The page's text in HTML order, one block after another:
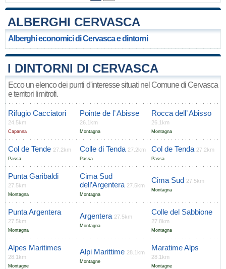
ALBERGHI CERVASCA
Alberghi economici di Cervasca e dintorni
I DINTORNI DI CERVASCA
Ecco un elenco dei punti d'interesse situati nel Comune di Cervasca
e territori limitrofi.
Rifugio Cacciatori
24.5km
Capanna
Pointe de l’ Abisse
26.1km
Montagna
Rocca dell’ Abisso
26.1km
Montagna
Col de Tende 27.2km
Passa
Colle di Tenda 27.2km
Passa
Col de Tenda 27.2km
Passa
Punta Garibaldi
27.5km
Montagna
Cima Sud
dell’Argentera 27.5km
Montagna
Cima Sud 27.5km
Montagna
Punta Argentera
27.5km
Montagna
Argentera 27.5km
Montagna
Colle del Sabbione
27.8km
Montagna
Alpes Maritimes
28.1km
Montagne
Alpi Marittime 28.1km
Montagne
Maratime Alps
28.1km
Montagne